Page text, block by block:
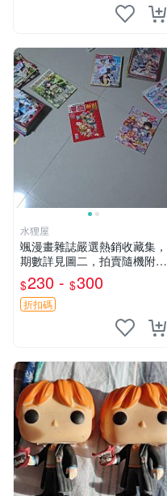
水狸屋
颯漫畫雜誌嚴選熱銷收藏集，
期數詳見圖二，拍賣隨機附贈
精彩漫畫，限同城交易，大量
優惠請洽購。颯漫 漫畫 雜志
$230 - $300
折扣碼